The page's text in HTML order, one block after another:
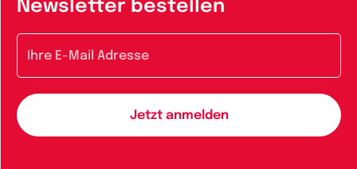
Newsletter bestellen